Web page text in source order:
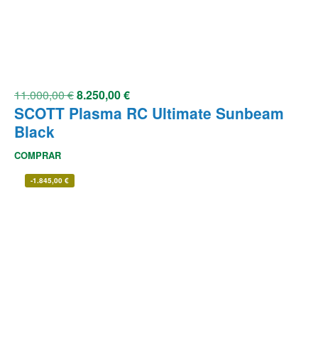
11.000,00€8.250,00€
SCOTT Plasma RC Ultimate Sunbeam
Black
COMPRAR
-1.845,00 €